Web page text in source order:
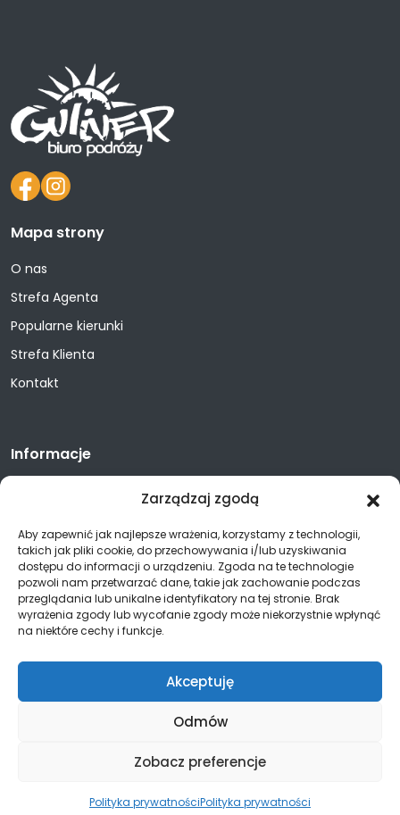
Zarządzaj zgodą
Aby zapewnić jak najlepsze wrażenia, korzystamy z technologii,
takich jak pliki cookie, do przechowywania i/lub uzyskiwania
dostępu do informacji o urządzeniu. Zgoda na te technologie
pozwoli nam przetwarzać dane, takie jak zachowanie podczas
przeglądania lub unikalne identyfikatory na tej stronie. Brak
wyrażenia zgody lub wycofanie zgody może niekorzystnie wpłynąć
na niektóre cechy i funkcje.
Akceptuję
Odmów
Zobacz preferencje
Polityka prywatnościPolityka prywatności
Mapa strony
O nas
Strefa Agenta
Popularne kierunki
Strefa Klienta
Kontakt
Informacje
Kontakt
17 852 89 31
603-302-550
biuro@guliver.rzeszow.pl
Realizacja:Koala Marketing Sp. z o.o.